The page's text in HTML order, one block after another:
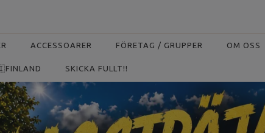
ACCESSOARER FÖRETAG / GRUPPER OM OSS
SKICKA FULLT!!